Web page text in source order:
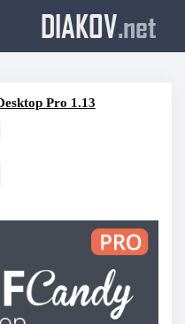
DIAKOV.net
Pro 1.13